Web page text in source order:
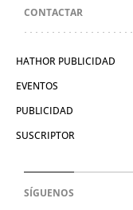
CONTACTAR
HATHOR PUBLICIDAD
EVENTOS
PUBLICIDAD
SUSCRIPTOR
SÍGUENOS